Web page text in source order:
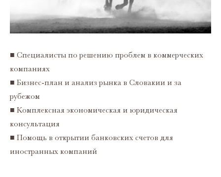
■ Специалисты по решению проблем в коммерческих
компаниях
■ Бизнес-план и анализ рынка в Словакии и за
рубежом
■ Комплексная экономическая и юридическая
консультация
■ Помощь в открытии банковских счетов для
иностранных компаний